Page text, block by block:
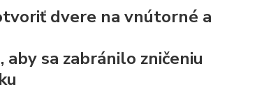
dvere na vnútorné a
sa zabránilo zničeniu